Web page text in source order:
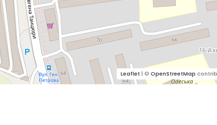
Leaflet | © OpenStreetMap